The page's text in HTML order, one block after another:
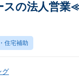
スの法人営
住宅補助
グ